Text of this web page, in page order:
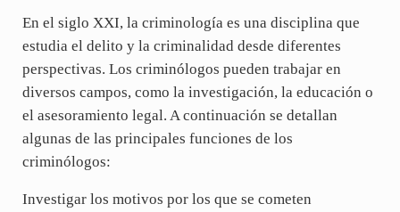
En el siglo XXI, la criminología es una disciplina que
estudia el delito y la criminalidad desde diferentes
perspectivas. Los criminólogos pueden trabajar en
diversos campos, como la investigación, la educación o
el asesoramiento legal. A continuación se detallan
algunas de las principales funciones de los
criminólogos:
Investigar los motivos por los que se cometen